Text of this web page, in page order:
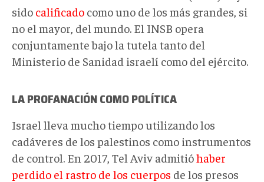
sido calificado como uno de los más grandes, si
no el mayor, del mundo. El INSB opera
conjuntamente bajo la tutela tanto del
Ministerio de Sanidad israelí como del ejército.
LA PROFANACIÓN COMO POLÍTICA
Israel lleva mucho tiempo utilizando los
cadáveres de los palestinos como instrumentos
de control. En 2017, Tel Aviv admitióhaber
perdido el rastro de los cuerpos de los presos